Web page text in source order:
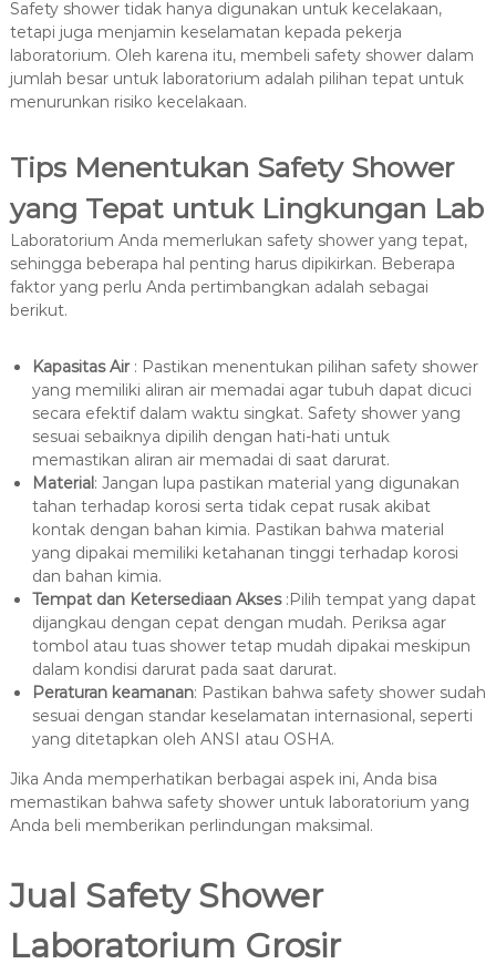
Safety shower tidak hanya digunakan untuk kecelakaan,
tetapi juga menjamin keselamatan kepada pekerja
laboratorium. Oleh karena itu, membeli safety shower dalam
jumlah besar untuk laboratorium adalah pilihan tepat untuk
menurunkan risiko kecelakaan.
Tips Menentukan Safety Shower
yang Tepat untuk Lingkungan Lab
Laboratorium Anda memerlukan safety shower yang tepat,
sehingga beberapa hal penting harus dipikirkan. Beberapa
faktor yang perlu Anda pertimbangkan adalah sebagai
berikut.
Kapasitas Air: Pastikan menentukan pilihan safety shower
yang memiliki aliran air memadai agar tubuh dapat dicuci
secara efektif dalam waktu singkat. Safety shower yang
sesuai sebaiknya dipilih dengan hati-hati untuk
memastikan aliran air memadai di saat darurat.
Material: Jangan lupa pastikan material yang digunakan
tahan terhadap korosi serta tidak cepat rusak akibat
kontak dengan bahan kimia. Pastikan bahwa material
yang dipakai memiliki ketahanan tinggi terhadap korosi
dan bahan kimia.
Tempat dan Ketersediaan Akses:Pilih tempat yang dapat
dijangkau dengan cepat dengan mudah. Periksa agar
tombol atau tuas shower tetap mudah dipakai meskipun
dalam kondisi darurat pada saat darurat.
Peraturan keamanan: Pastikan bahwa safety shower sudah
sesuai dengan standar keselamatan internasional, seperti
yang ditetapkan oleh ANSI atau OSHA.
Jika Anda memperhatikan berbagai aspek ini, Anda bisa
memastikan bahwa safety shower untuk laboratorium yang
Anda beli memberikan perlindungan maksimal.
Jual Safety Shower
Laboratorium Grosir